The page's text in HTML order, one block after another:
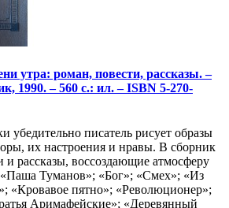
утра: роман, повести, рассказы. –
1990. – 560 с.: ил. – ISBN 5-270-
убедительно писатель рисует образы
их настроения и нравы. В сборник
рассказы, воссоздающие атмосферу
Туманов»; «Бог»; «Смех»; «Из
«Кровавое пятно»; «Революционер»;
Аримафейские»; «Деревянный